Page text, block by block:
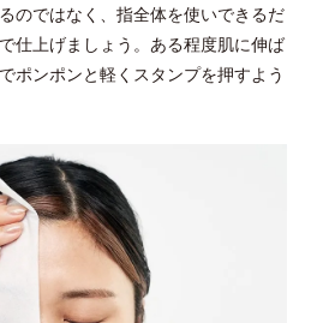
のではなく、指全体を使いできるだ
仕上げましょう。ある程度肌に伸ば
ポンポンと軽くスタンプを押すよう